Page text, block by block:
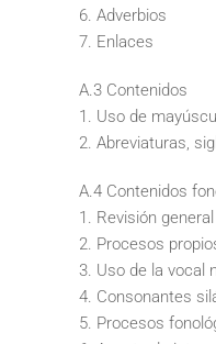
6. Adverbios
7. Enlaces
A.3 Contenidos
1. Uso de
2. Abreviaturas,
A.4 Contenidos
1. Revisión
2. Procesos
3. Uso de la vocal
4. Consonantes
5. Procesos